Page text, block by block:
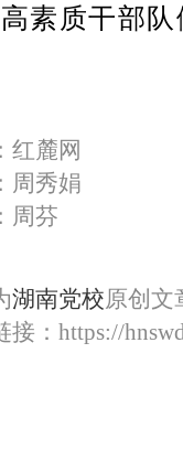
素质干部
红麓网
周秀娟
周芬
湖南党校原创文
接： https://